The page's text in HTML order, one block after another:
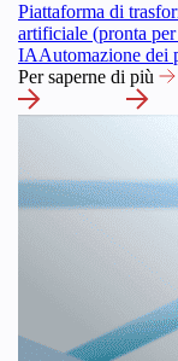
Piattaforma di
artificiale (pronta
IAAutomazione dei
Per saperne di più